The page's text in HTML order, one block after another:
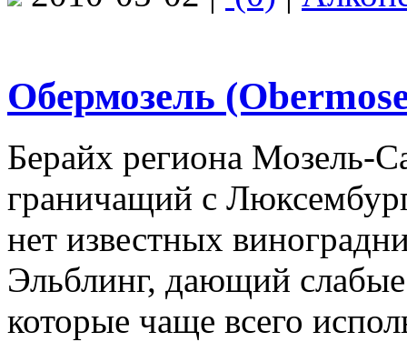
Обермозель
Берайх региона Мозель-
граничащий с
нет известных
Эльблинг, дающий
которые чаще всего